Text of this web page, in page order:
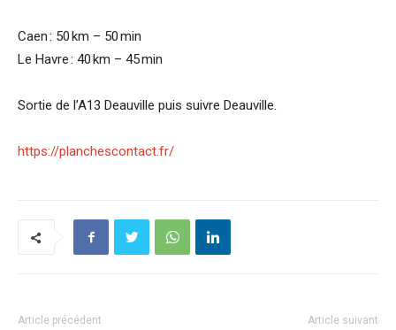
Caen : 50 km – 50 min
Le Havre : 40 km – 45 min
Sortie de l’A13 Deauville puis suivre Deauville.
https://planchescontact.fr/
Article précédent Article suivant